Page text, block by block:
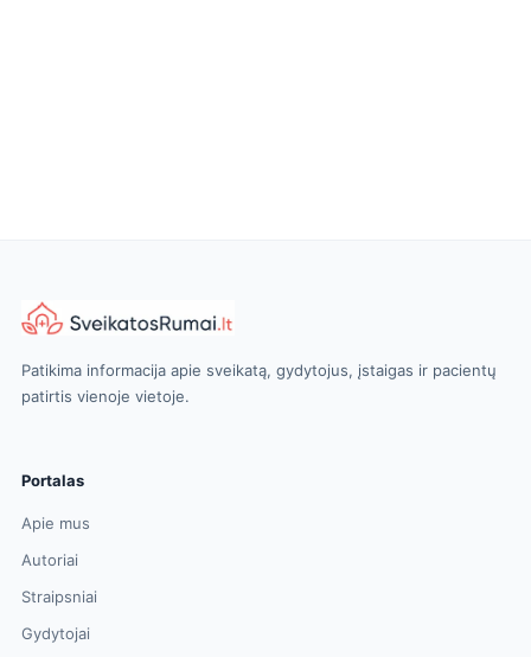
Patikima informacija apie sveikatą, gydytojus, įstaigas ir pacientų
patirtis vienoje vietoje.
Portalas
Apie mus
Autoriai
Straipsniai
Gydytojai